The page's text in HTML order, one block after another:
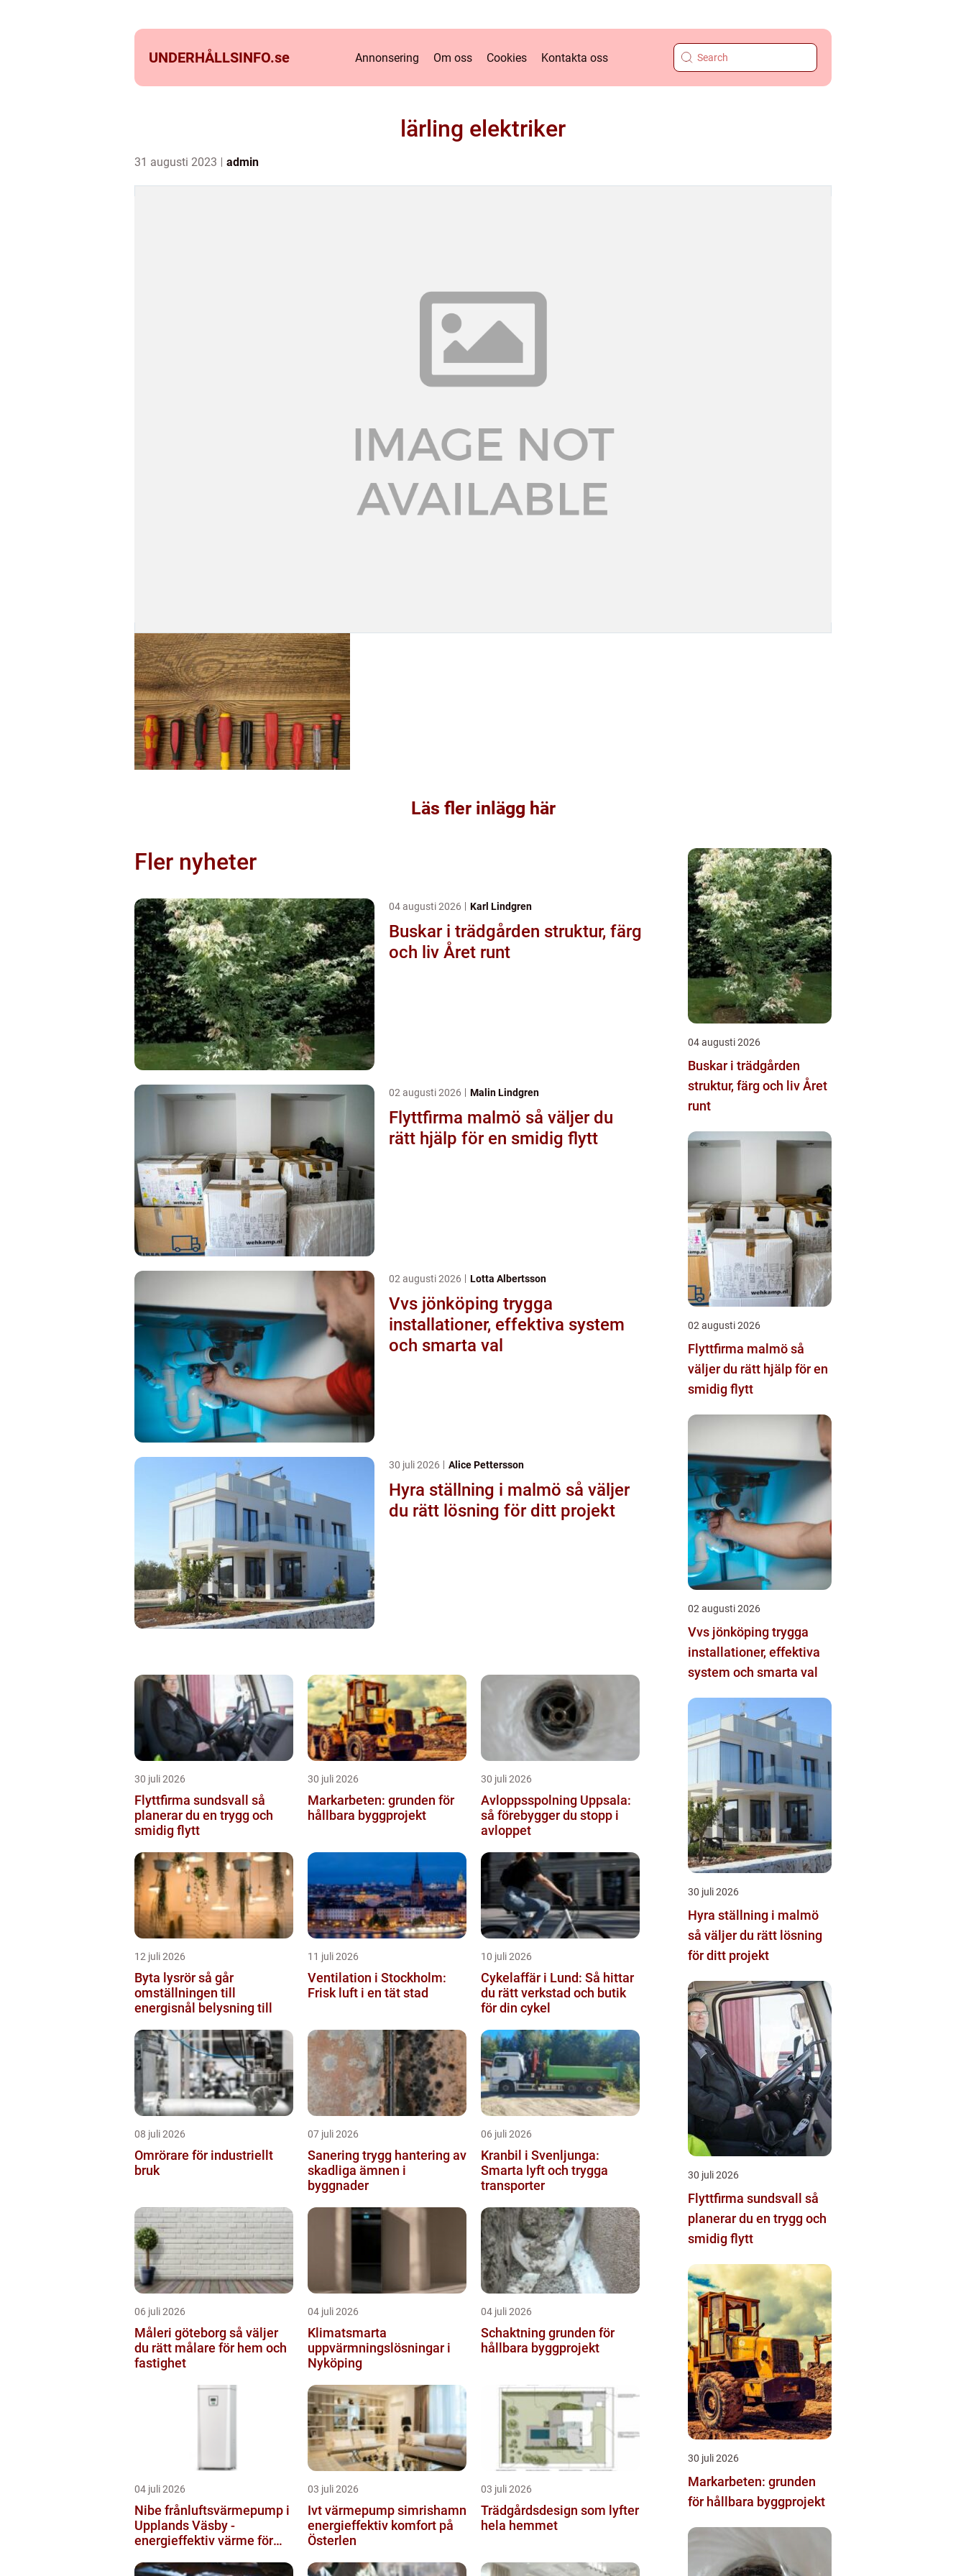
UNDERHÅLLSINFO.se Annonsering Om oss Cookies Kontakta oss
lärling elektriker
31 augusti 2023 admin
Läs fler inlägg här
Fler nyheter
04 augusti 2026 Karl Lindgren
Buskar i trädgården struktur, färg
och liv Året runt
02 augusti 2026 Malin Lindgren
Flyttfirma malmö så väljer du
rätt hjälp för en smidig flytt
02 augusti 2026 Lotta Albertsson
Vvs jönköping trygga
installationer, effektiva system
och smarta val
30 juli 2026 Alice Pettersson
Hyra ställning i malmö så väljer
du rätt lösning för ditt projekt
30 juli 2026
Flyttfirma sundsvall så
planerar du en trygg och
smidig flytt
30 juli 2026
Markarbeten: grunden för
hållbara byggprojekt
30 juli 2026
Avloppsspolning Uppsala:
så förebygger du stopp i
avloppet
12 juli 2026
Byta lysrör så går
omställningen till
energisnål belysning till
11 juli 2026
Ventilation i Stockholm:
Frisk luft i en tät stad
10 juli 2026
Cykelaffär i Lund: Så hittar
du rätt verkstad och butik
för din cykel
08 juli 2026
Omrörare för industriellt
bruk
07 juli 2026
Sanering trygg hantering av
skadliga ämnen i
byggnader
06 juli 2026
Kranbil i Svenljunga:
Smarta lyft och trygga
transporter
06 juli 2026
Måleri göteborg så väljer
du rätt målare för hem och
fastighet
04 juli 2026
Klimatsmarta
uppvärmningslösningar i
Nyköping
04 juli 2026
Schaktning grunden för
hållbara byggprojekt
04 juli 2026
Nibe frånluftsvärmepump i
Upplands Väsby -
energieffektiv värme för
03 juli 2026
Ivt värmepump simrishamn
energieffektiv komfort på
Österlen
03 juli 2026
Trädgårdsdesign som lyfter
hela hemmet
04 augusti 2026
Buskar i trädgården
struktur, färg och liv Året
runt
02 augusti 2026
Flyttfirma malmö så
väljer du rätt hjälp för en
smidig flytt
02 augusti 2026
Vvs jönköping trygga
installationer, effektiva
system och smarta val
30 juli 2026
Hyra ställning i malmö
så väljer du rätt lösning
för ditt projekt
30 juli 2026
Flyttfirma sundsvall så
planerar du en trygg och
smidig flytt
30 juli 2026
Markarbeten: grunden
för hållbara byggprojekt